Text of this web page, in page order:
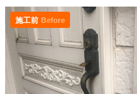
施工前 Before